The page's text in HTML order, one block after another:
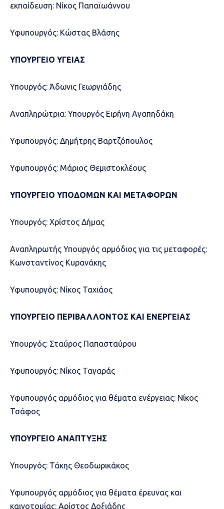
εκπαίδευση: Νίκος Παπαϊωάννου
Υφυπουργός: Κώστας Βλάσης
ΥΠΟΥΡΓΕΙΟ ΥΓΕΙΑΣ
Υπουργός: Άδωνις Γεωργιάδης
Αναπληρώτρια: Υπουργός Ειρήνη Αγαπηδάκη
Υφυπουργός: Δημήτρης Βαρτζόπουλος
Υφυπουργός: Μάριος Θεμιστοκλέους
ΥΠΟΥΡΓΕΙΟ ΥΠΟΔΟΜΩΝ ΚΑΙ ΜΕΤΑΦΟΡΩΝ
Υπουργός: Χρίστος Δήμας
Αναπληρωτής Υπουργός αρμόδιος για τις μεταφορές:
Κωνσταντίνος Κυρανάκης
Υφυπουργός: Νίκος Ταχιάος
ΥΠΟΥΡΓΕΙΟ ΠΕΡΙΒΑΛΛΟΝΤΟΣ ΚΑΙ ΕΝΕΡΓΕΙΑΣ
Υπουργός: Σταύρος Παπασταύρου
Υφυπουργός: Νίκος Ταγαράς
Υφυπουργός αρμόδιος για θέματα ενέργειας: Νίκος
Τσάφος
ΥΠΟΥΡΓΕΙΟ ΑΝΑΠΤΥΞΗΣ
Υπουργός: Τάκης Θεοδωρικάκος
Υφυπουργός αρμόδιος για θέματα έρευνας και
καινοτομίας: Αρίστος Δοξιάδης